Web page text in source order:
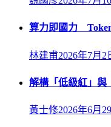
算力即國力
林建甫2026年7月2
解構「低級紅」與
黃士修2026年6月